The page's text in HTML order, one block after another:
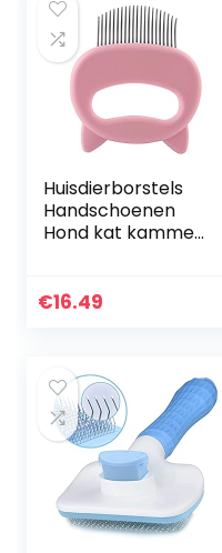
Huisdierborstels
Handschoenen
Hond kat kammen
verzorging
€16.49